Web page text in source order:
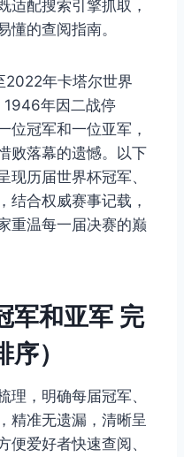
适配搜索引擎抓取，
懂的查阅指南。
2022年卡塔尔世界
年因二战停
位冠军和一位亚军，
败落幕的遗憾。以下
现历届世界杯冠军、
结合权威赛事记载，
重温每一届决赛的巅
军和亚军 完
）
理，明确每届冠军、
精准无遗漏，清晰呈
便爱好者快速查阅、